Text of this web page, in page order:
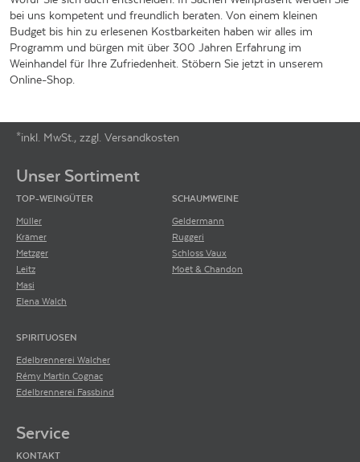
bei uns kompetent und freundlich beraten. Von einem kleinen
Budget bis hin zu erlesenen Kostbarkeiten haben wir alles im
Programm und bürgen mit über 300 Jahren Erfahrung im
Weinhandel für Ihre Zufriedenheit. Stöbern Sie jetzt in unserem
Online-Shop.
*inkl. MwSt., zzgl. Versandkosten
Unser Sortiment
TOP-WEINGÜTER
Müller
Krämer
Metzger
Leitz
Masi
Elena Walch
SCHAUMWEINE
Geldermann
Ruggeri
Schloss Vaux
Moët & Chandon
SPIRITUOSEN
Edelbrennerei Walcher
Rémy Martin Cognac
Edelbrennerei Fassbind
Service
KONTAKT